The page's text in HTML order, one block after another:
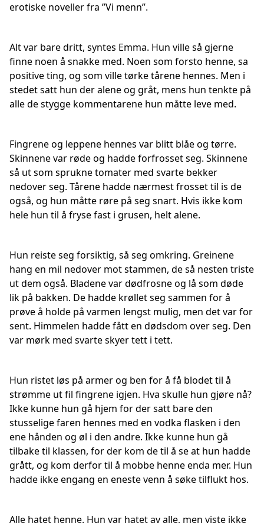
erotiske noveller fra ’’Vi menn’’.
Alt var bare dritt, syntes Emma. Hun ville så gjerne
finne noen å snakke med. Noen som forsto henne, sa
positive ting, og som ville tørke tårene hennes. Men i
stedet satt hun der alene og gråt, mens hun tenkte på
alle de stygge kommentarene hun måtte leve med.
Fingrene og leppene hennes var blitt blåe og tørre.
Skinnene var røde og hadde forfrosset seg. Skinnene
så ut som sprukne tomater med svarte bekker
nedover seg. Tårene hadde nærmest frosset til is de
også, og hun måtte røre på seg snart. Hvis ikke kom
hele hun til å fryse fast i grusen, helt alene.
Hun reiste seg forsiktig, så seg omkring. Greinene
hang en mil nedover mot stammen, de så nesten triste
ut dem også. Bladene var dødfrosne og lå som døde
lik på bakken. De hadde krøllet seg sammen for å
prøve å holde på varmen lengst mulig, men det var for
sent. Himmelen hadde fått en dødsdom over seg. Den
var mørk med svarte skyer tett i tett.
Hun ristet løs på armer og ben for å få blodet til å
strømme ut fil fingrene igjen. Hva skulle hun gjøre nå?
Ikke kunne hun gå hjem for der satt bare den
stusselige faren hennes med en vodka flasken i den
ene hånden og øl i den andre. Ikke kunne hun gå
tilbake til klassen, for der kom de til å se at hun hadde
grått, og kom derfor til å mobbe henne enda mer. Hun
hadde ikke engang en eneste venn å søke tilflukt hos.
Alle hatet henne. Hun var hatet av alle, men viste ikke